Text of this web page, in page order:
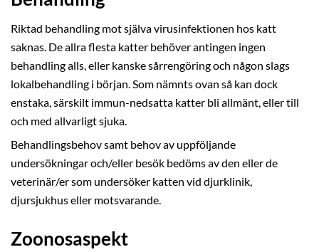
Riktad behandling mot själva virusinfektionen hos katt
saknas. De allra flesta katter behöver antingen ingen
behandling alls, eller kanske sårrengöring och någon slags
lokalbehandling i början. Som nämnts ovan så kan dock
enstaka, särskilt immun-nedsatta katter bli allmänt, eller till
och med allvarligt sjuka.
Behandlingsbehov samt behov av uppföljande
undersökningar och/eller besök bedöms av den eller de
veterinär/er som undersöker katten vid djurklinik,
djursjukhus eller motsvarande.
Zoonosaspekt